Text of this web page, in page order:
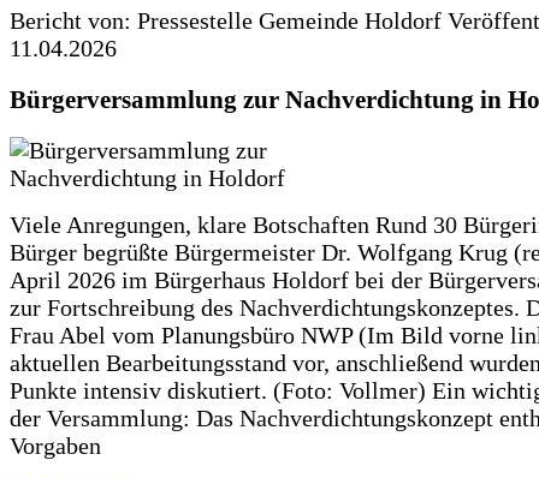
Bericht von: Pressestelle Gemeinde Holdorf
11.04.2026
Bürgerversammlung zur Nachverdichtung in
Viele Anregungen, klare Botschaften Rund 30
Bürger begrüßte Bürgermeister Dr. Wolfgang Krug
April 2026 im Bürgerhaus Holdorf bei der
zur Fortschreibung des Nachverdichtungskonzeptes.
Frau Abel vom Planungsbüro NWP (Im Bild vorne
aktuellen Bearbeitungsstand vor, anschließend
Punkte intensiv diskutiert. (Foto: Vollmer) Ein
der Versammlung: Das Nachverdichtungskonzept
Vorgaben